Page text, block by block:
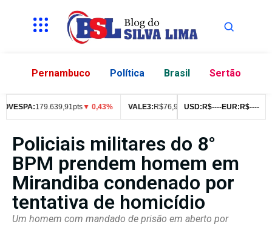
Pernambuco Política Brasil Sertão
179.639,91pts▼ 0,43% VALE3:R$76,99▼ 2,49% ITUB4:R$42,05
USD: R$----EUR: R$----
Policiais militares do 8°
BPM prendem homem em
Mirandiba condenado por
tentativa de homicídio
Um homem com mandado de prisão em aberto por